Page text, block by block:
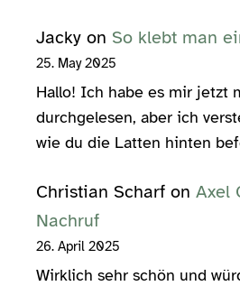
Jacky on So klebt man
25. May 2025
Hallo! Ich habe es mir jetzt
durchgelesen, aber ich
wie du die Latten hinten
Christian Scharf on Axel
Nachruf
26. April 2025
Wirklich sehr schön und